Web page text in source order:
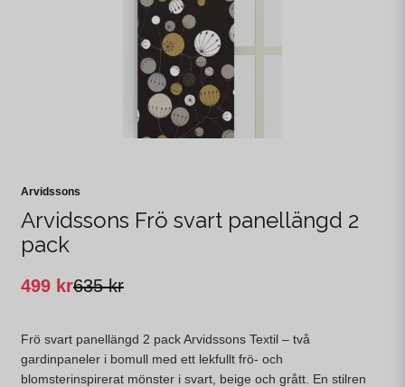
Arvidssons
Arvidssons Frö svart panellängd 2
pack
635 kr
499 kr
Frö svart panellängd 2 pack Arvidssons Textil – två
gardinpaneler i bomull med ett lekfullt frö- och
blomsterinspirerat mönster i svart, beige och grått. En stilren